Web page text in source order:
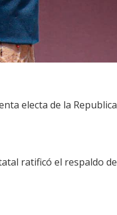
electa de la Republica
ratificó el respaldo